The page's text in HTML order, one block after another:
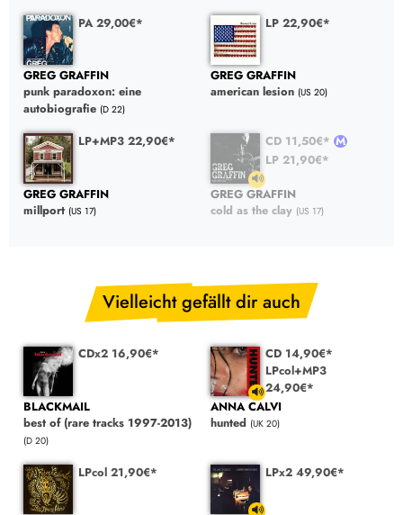
PA 29,00€*
GREG GRAFFIN
punk paradoxon: eine
autobiografie (D 22)
LP 22,90€*
GREG GRAFFIN
american lesion (US 20)
LP+MP3 22,90€*
GREG GRAFFIN
millport (US 17)
CD 11,50€*
LP 21,90€*
GREG GRAFFIN
cold as the clay (US 17)
Vielleicht gefällt dir auch
CDx2 16,90€*
BLACKMAIL
best of (rare tracks 1997-2013)
(D 20)
CD 14,90€*
LPcol+MP3
24,90€*
ANNA CALVI
hunted (UK 20)
LPcol 21,90€* LPx2 49,90€*